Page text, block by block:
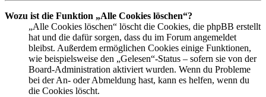
Wozu ist die Funktion „Alle Cookies löschen“?
„Alle Cookies löschen“ löscht die Cookies, die phpBB erstellt
hat und die dafür sorgen, dass du im Forum angemeldet
bleibst. Außerdem ermöglichen Cookies einige Funktionen,
wie beispielsweise den „Gelesen“-Status – sofern sie von der
Board-Administration aktiviert wurden. Wenn du Probleme
bei der An- oder Abmeldung hast, kann es helfen, wenn du
die Cookies löscht.